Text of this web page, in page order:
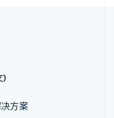
)
方案